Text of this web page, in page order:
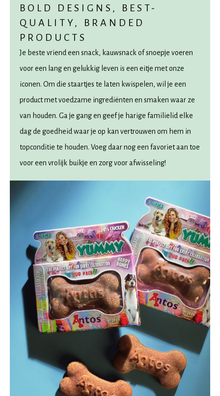
BOLD DESIGNS, BEST-
QUALITY, BRANDED
PRODUCTS
Je beste vriend een snack, kauwsnack of snoepje voeren
voor een lang en gelukkig leven is een eitje met onze
iconen. Om die staartjes te laten kwispelen, wil je een
product met voedzame ingrediënten en smaken waar ze
van houden. Ga je gang en geef je harige familielid elke
dag de goedheid waar je op kan vertrouwen om hem in
topconditie te houden. Voeg daar nog een favoriet aan toe
voor een vrolijk buikje en zorg voor afwisseling!